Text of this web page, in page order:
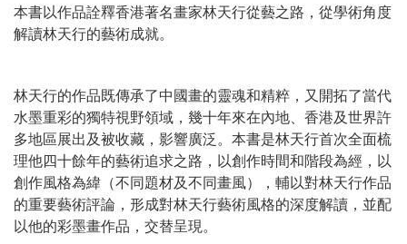
本書以作品詮釋香港著名畫家林天行從藝之路，從學術角度
解讀林天行的藝術成就。
林天行的作品既傳承了中國畫的靈魂和精粹，又開拓了當代
水墨重彩的獨特視野領域，幾十年來在內地、香港及世界許
多地區展出及被收藏，影響廣泛。本書是林天行首次全面梳
理他四十餘年的藝術追求之路，以創作時間和階段為經，以
創作風格為緯（不同題材及不同畫風），輔以對林天行作品
的重要藝術評論，形成對林天行藝術風格的深度解讀，並配
以他的彩墨畫作品，交替呈現。